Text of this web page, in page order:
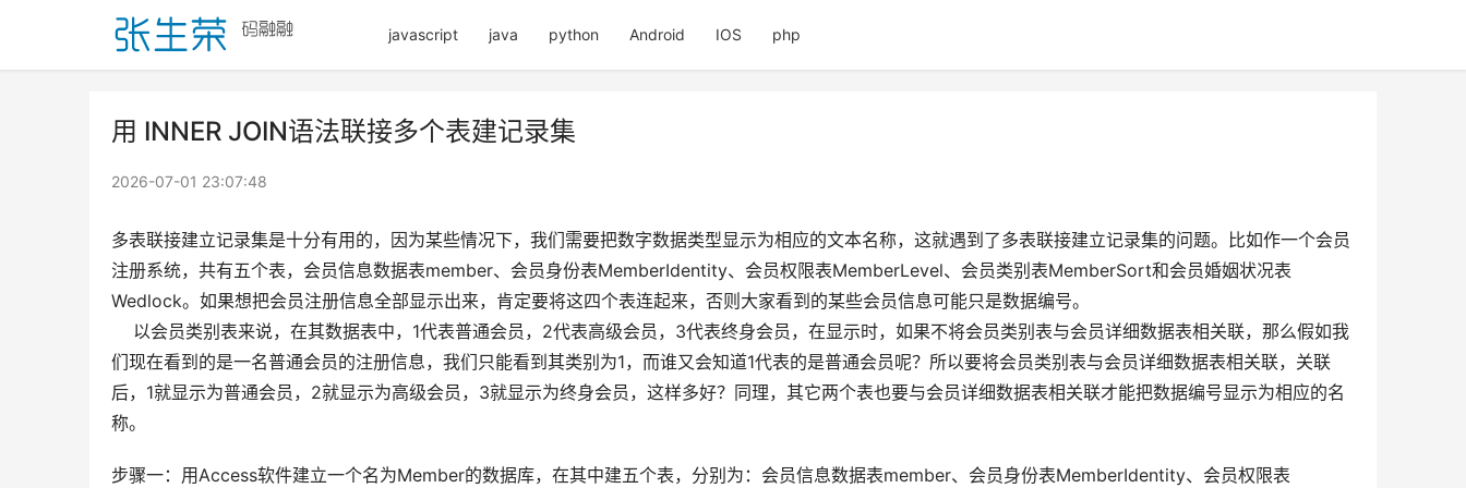
javascript java python Android IOS php
用 INNER JOIN语法联接多个表建记录集
2026-07-01 23:07:48
多表联接建立记录集是十分有用的，因为某些情况下，我们需要把数字数据类型显示为相应的文本名称，这就遇到了多表联接建立记录集的问题。比如作一个会员
注册系统，共有五个表，会员信息数据表member、会员身份表MemberIdentity、会员权限表MemberLevel、会员类别表MemberSort和会员婚姻状况表
Wedlock。如果想把会员注册信息全部显示出来，肯定要将这四个表连起来，否则大家看到的某些会员信息可能只是数据编号。
以会员类别表来说，在其数据表中，1代表普通会员，2代表高级会员，3代表终身会员，在显示时，如果不将会员类别表与会员详细数据表相关联，那么假如我
们现在看到的是一名普通会员的注册信息，我们只能看到其类别为1，而谁又会知道1代表的是普通会员呢？所以要将会员类别表与会员详细数据表相关联，关联
后，1就显示为普通会员，2就显示为高级会员，3就显示为终身会员，这样多好？同理，其它两个表也要与会员详细数据表相关联才能把数据编号显示为相应的名
称。
步骤一：用Access软件建立一个名为Member的数据库，在其中建五个表，分别为：会员信息数据表member、会员身份表MemberIdentity、会员权限表